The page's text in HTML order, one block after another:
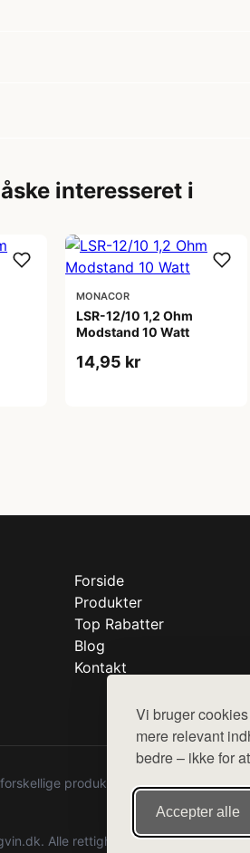
Vi bruger
mere relevant
bedre – ikke for
Accepter alle
interesseret i
MONACOR
LSR-12/10 1,2 Ohm
Modstand 10 Watt
14,95 kr
Forside
Produkter
Top Rabatter
Blog
Kontakt
produkter fra diverse
Alle rettigheder forbeholdes.